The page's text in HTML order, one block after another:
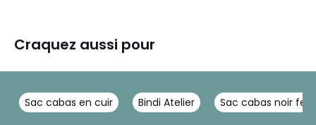
Craquez aussi pour
Sac cabas en cuir Bindi Atelier Sac cabas noir